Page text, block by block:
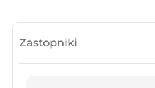
Zastopniki